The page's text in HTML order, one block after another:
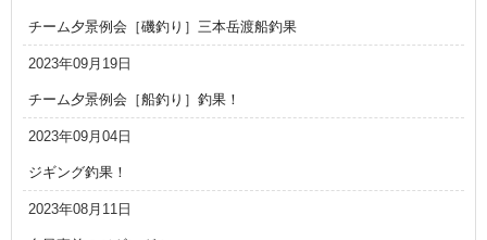
チーム夕景例会［磯釣り］三本岳渡船釣果
2023年09月19日
チーム夕景例会［船釣り］釣果！
2023年09月04日
ジギング釣果！
2023年08月11日